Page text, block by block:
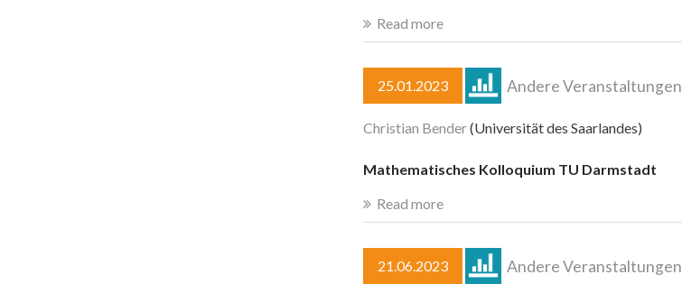
Read more
25.01.2023 Andere Veranstaltungen
Christian Bender(Universität des Saarlandes)
Mathematisches Kolloquium TU Darmstadt
Read more
21.06.2023 Andere Veranstaltungen